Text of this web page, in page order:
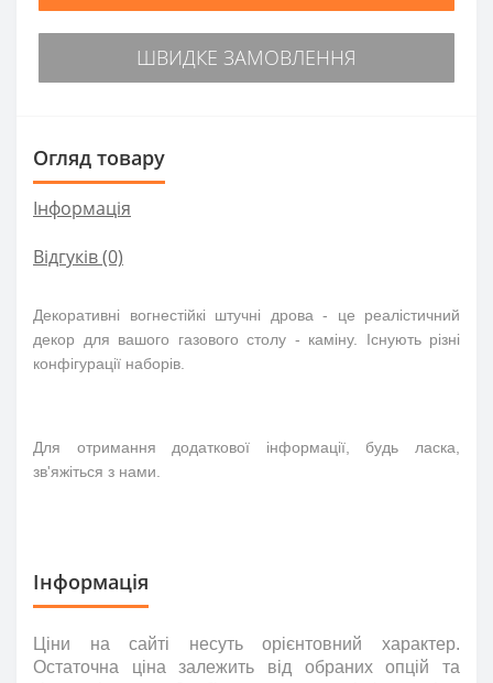
ШВИДКЕ ЗАМОВЛЕННЯ
Огляд товару
Інформація
Відгуків (0)
Декоративні вогнестійкі штучні дрова - це реалістичний
декор для вашого газового столу - каміну. Існують різні
конфігурації наборів.
Для отримання додаткової інформації, будь ласка,
зв'яжіться з нами.
Інформація
Ціни на сайті несутьорієнтовний характер.
Остаточна ціна залежить від обраних опцій та